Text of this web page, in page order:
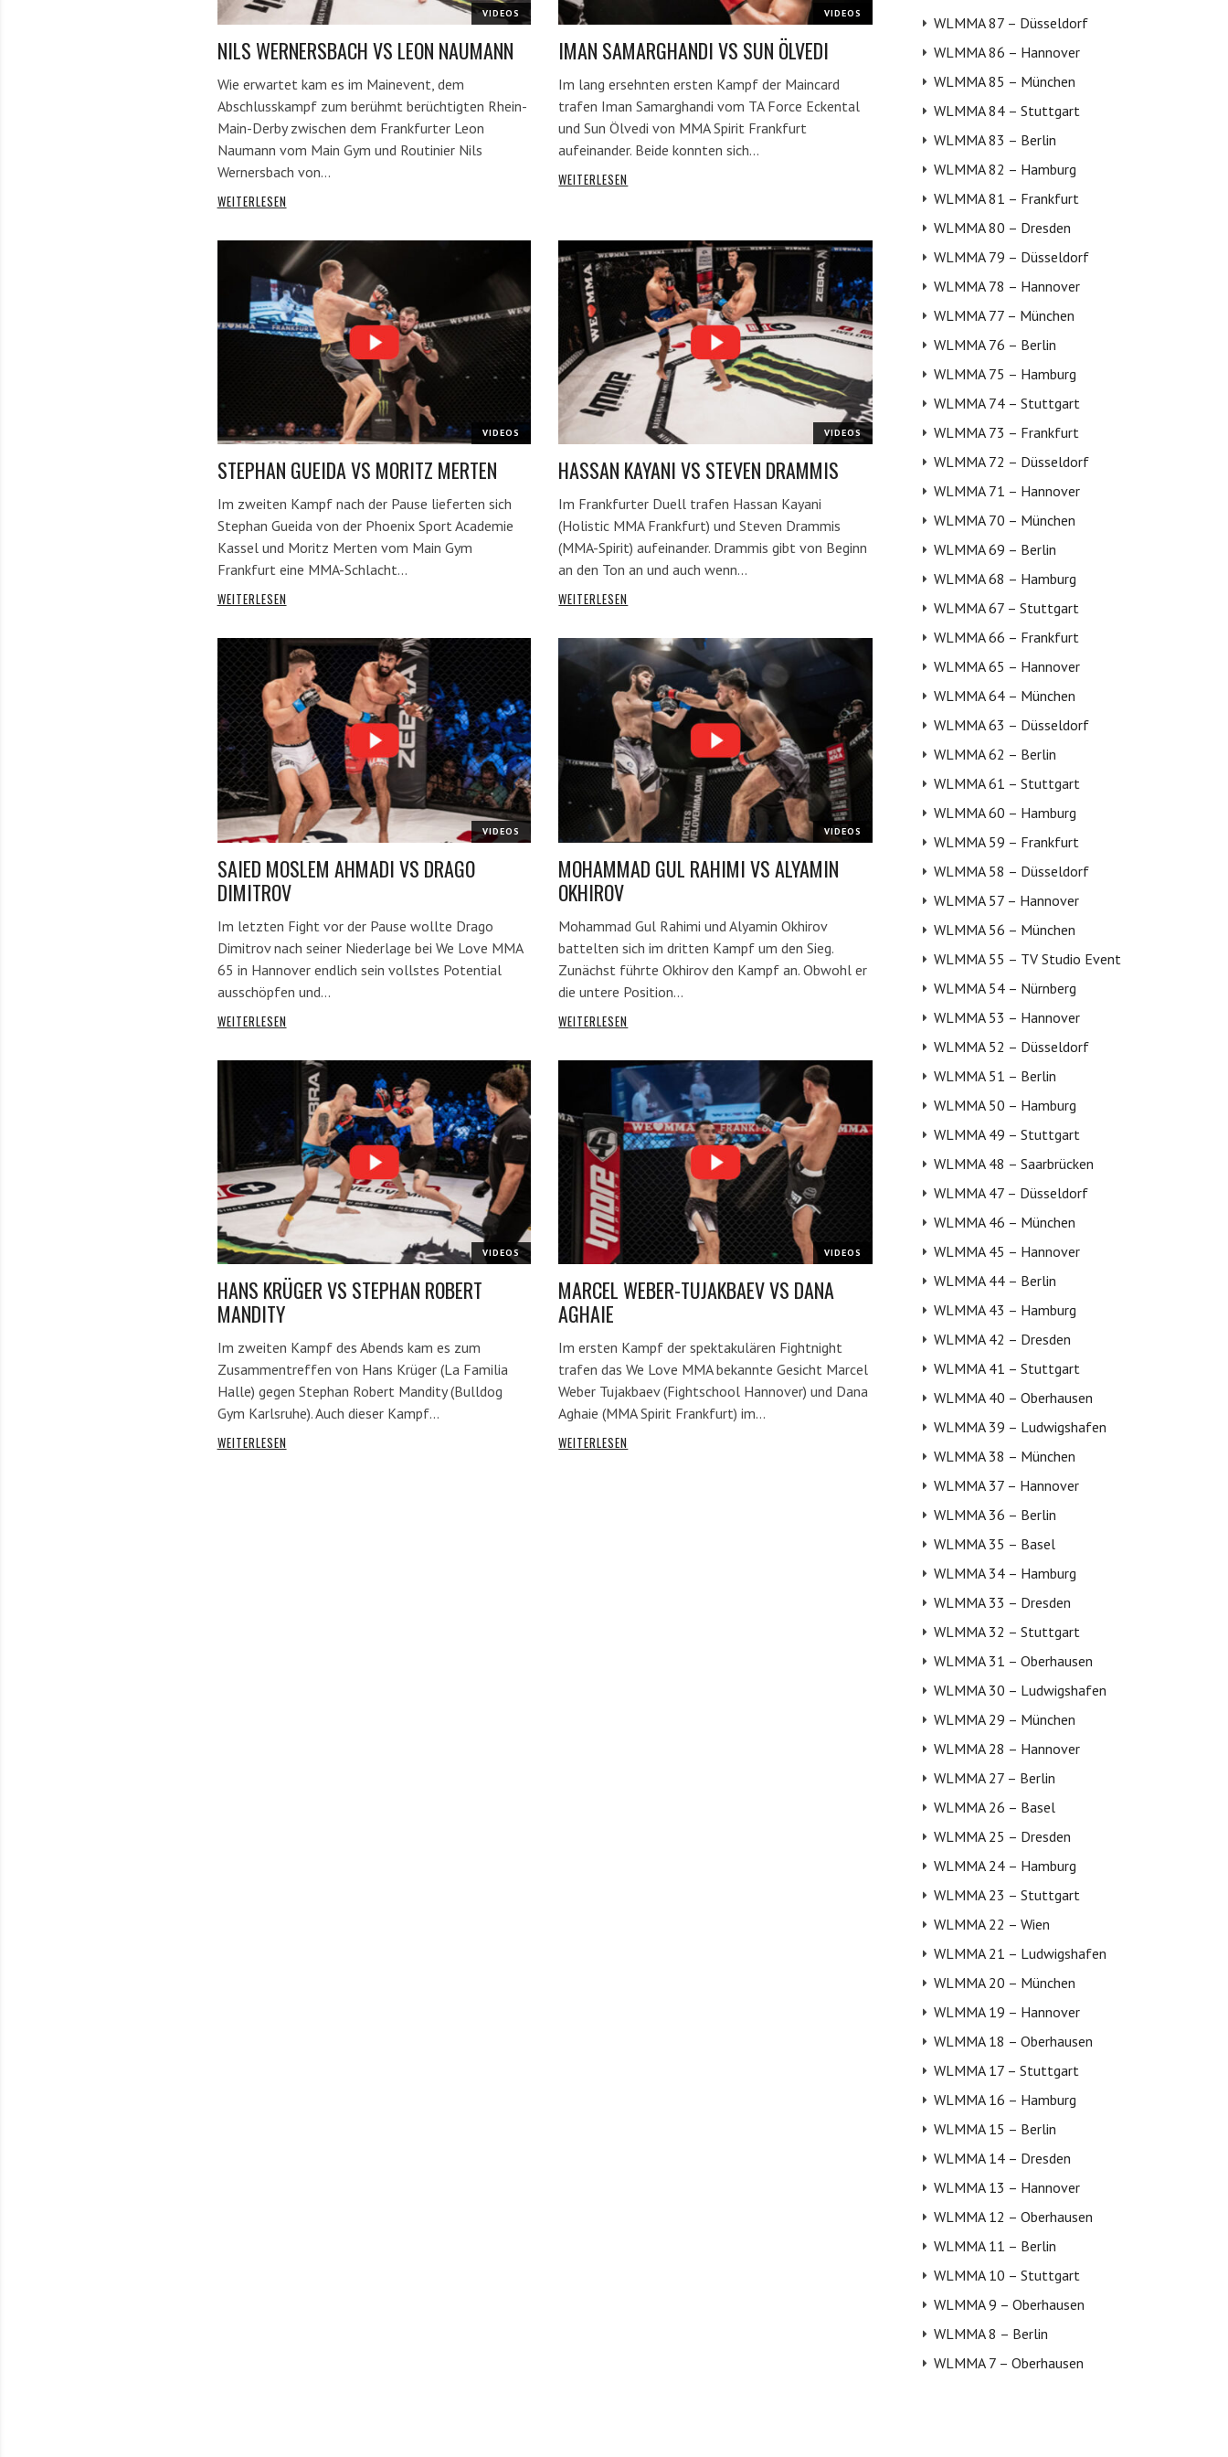
VIDEOS
NILS WERNERSBACH VS LEON NAUMANN
Wie erwartet kam es im Mainevent, dem
Abschlusskampf zum berühmt berüchtigten Rhein-
Main-Derby zwischen dem Frankfurter Leon
Naumann vom Main Gym und Routinier Nils
Wernersbach von…
WEITERLESEN
VIDEOS
IMAN SAMARGHANDI VS SUN ÖLVEDI
Im lang ersehnten ersten Kampf der Maincard
trafen Iman Samarghandi vom TA Force Eckental
und Sun Ölvedi von MMA Spirit Frankfurt
aufeinander. Beide konnten sich…
WEITERLESEN
VIDEOS
STEPHAN GUEIDA VS MORITZ MERTEN
Im zweiten Kampf nach der Pause lieferten sich
Stephan Gueida von der Phoenix Sport Academie
Kassel und Moritz Merten vom Main Gym
Frankfurt eine MMA-Schlacht…
WEITERLESEN
VIDEOS
HASSAN KAYANI VS STEVEN DRAMMIS
Im Frankfurter Duell trafen Hassan Kayani
(Holistic MMA Frankfurt) und Steven Drammis
(MMA-Spirit) aufeinander. Drammis gibt von Beginn
an den Ton an und auch wenn…
WEITERLESEN
VIDEOS
SAIED MOSLEM AHMADI VS DRAGO
DIMITROV
Im letzten Fight vor der Pause wollte Drago
Dimitrov nach seiner Niederlage bei We Love MMA
65 in Hannover endlich sein vollstes Potential
ausschöpfen und…
WEITERLESEN
VIDEOS
MOHAMMAD GUL RAHIMI VS ALYAMIN
OKHIROV
Mohammad Gul Rahimi und Alyamin Okhirov
battelten sich im dritten Kampf um den Sieg.
Zunächst führte Okhirov den Kampf an. Obwohl er
die untere Position…
WEITERLESEN
VIDEOS
HANS KRÜGER VS STEPHAN ROBERT
MANDITY
Im zweiten Kampf des Abends kam es zum
Zusammentreffen von Hans Krüger (La Familia
Halle) gegen Stephan Robert Mandity (Bulldog
Gym Karlsruhe). Auch dieser Kampf…
WEITERLESEN
VIDEOS
MARCEL WEBER-TUJAKBAEV VS DANA
AGHAIE
Im ersten Kampf der spektakulären Fightnight
trafen das We Love MMA bekannte Gesicht Marcel
Weber Tujakbaev (Fightschool Hannover) und Dana
Aghaie (MMA Spirit Frankfurt) im…
WEITERLESEN
WLMMA 87 – Düsseldorf
WLMMA 86 – Hannover
WLMMA 85 – München
WLMMA 84 – Stuttgart
WLMMA 83 – Berlin
WLMMA 82 – Hamburg
WLMMA 81 – Frankfurt
WLMMA 80 – Dresden
WLMMA 79 – Düsseldorf
WLMMA 78 – Hannover
WLMMA 77 – München
WLMMA 76 – Berlin
WLMMA 75 – Hamburg
WLMMA 74 – Stuttgart
WLMMA 73 – Frankfurt
WLMMA 72 – Düsseldorf
WLMMA 71 – Hannover
WLMMA 70 – München
WLMMA 69 – Berlin
WLMMA 68 – Hamburg
WLMMA 67 – Stuttgart
WLMMA 66 – Frankfurt
WLMMA 65 – Hannover
WLMMA 64 – München
WLMMA 63 – Düsseldorf
WLMMA 62 – Berlin
WLMMA 61 – Stuttgart
WLMMA 60 – Hamburg
WLMMA 59 – Frankfurt
WLMMA 58 – Düsseldorf
WLMMA 57 – Hannover
WLMMA 56 – München
WLMMA 55 – TV Studio Event
WLMMA 54 – Nürnberg
WLMMA 53 – Hannover
WLMMA 52 – Düsseldorf
WLMMA 51 – Berlin
WLMMA 50 – Hamburg
WLMMA 49 – Stuttgart
WLMMA 48 – Saarbrücken
WLMMA 47 – Düsseldorf
WLMMA 46 – München
WLMMA 45 – Hannover
WLMMA 44 – Berlin
WLMMA 43 – Hamburg
WLMMA 42 – Dresden
WLMMA 41 – Stuttgart
WLMMA 40 – Oberhausen
WLMMA 39 – Ludwigshafen
WLMMA 38 – München
WLMMA 37 – Hannover
WLMMA 36 – Berlin
WLMMA 35 – Basel
WLMMA 34 – Hamburg
WLMMA 33 – Dresden
WLMMA 32 – Stuttgart
WLMMA 31 – Oberhausen
WLMMA 30 – Ludwigshafen
WLMMA 29 – München
WLMMA 28 – Hannover
WLMMA 27 – Berlin
WLMMA 26 – Basel
WLMMA 25 – Dresden
WLMMA 24 – Hamburg
WLMMA 23 – Stuttgart
WLMMA 22 – Wien
WLMMA 21 – Ludwigshafen
WLMMA 20 – München
WLMMA 19 – Hannover
WLMMA 18 – Oberhausen
WLMMA 17 – Stuttgart
WLMMA 16 – Hamburg
WLMMA 15 – Berlin
WLMMA 14 – Dresden
WLMMA 13 – Hannover
WLMMA 12 – Oberhausen
WLMMA 11 – Berlin
WLMMA 10 – Stuttgart
WLMMA 9 – Oberhausen
WLMMA 8 – Berlin
WLMMA 7 – Oberhausen